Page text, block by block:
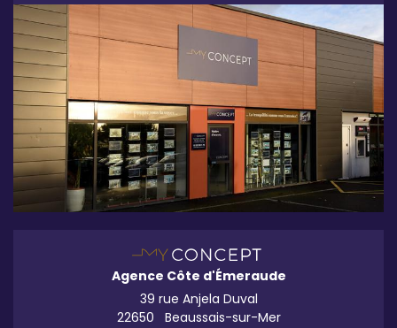
Agence Côte d'Émeraude
39 rue Anjela Duval
22650
Beaussais-sur-Mer